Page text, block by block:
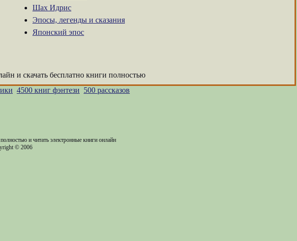
Шах Идрис
Эпосы, легенды и сказания
Японский эпос
и скачать бесплатно книги полностью
4500 книг фэнтези 500 рассказов
и читать электронные книги онлайн
© 2006